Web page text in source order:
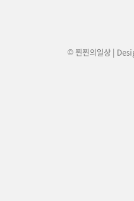
© 찐찐의일상 |